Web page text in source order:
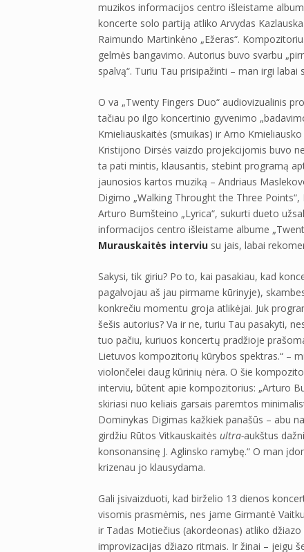
muzikos informacijos centro išleistame
koncerte solo partiją atliko Arvydas
Raimundo Martinkėno „Ežeras“.
gelmės bangavimo. Autorius buvo svarbu
spalvą“. Turiu Tau prisipažinti – man irgi
O va „Twenty Fingers Duo“ audiovizualinis
tačiau po ilgo koncertinio gyvenimo
Kmieliauskaitės (smuikas) ir Arno
Kristijono Dirsės vaizdo projekcijomis buvo
ta pati mintis, klausantis, stebint programą
jaunosios kartos muziką – Andriaus
Digimo „Walking Throught the Three
Arturo Bumšteino „Lyrica“, sukurti dueto
informacijos centro išleistame albume
Murauskaitės interviu su jais, labai
Sakysi, tik giriu? Po to, kai pasakiau, kad
pagalvojau aš jau pirmame kūrinyje),
konkrečiu momentu groja atlikėjai. Juk
šešis autorius? Va ir ne, turiu Tau pasakyti,
tuo pačiu, kuriuos koncertų pradžioje
Lietuvos kompozitorių kūrybos spektras.“ –
violončelei daug kūrinių nėra. O šie
interviu, būtent apie kompozitorius: „Arturo
skiriasi nuo keliais garsais paremtos
Dominykas Digimas kažkiek panašūs – abu
girdžiu Rūtos Vitkauskaitės ultra-aukštus
konsonansinę J. Aglinsko ramybę.“ O man
krizenau jo klausydama.
Gali įsivaizduoti, kad birželio 13 dienos
visomis prasmėmis, nes jame Girmantė
ir Tadas Motiečius (akordeonas) atliko
improvizacijas džiazo ritmais. Ir žinai – jeigu